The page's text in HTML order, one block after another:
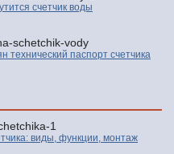
счетчик воды
технический паспорт счетчика
виды, функции, монтаж